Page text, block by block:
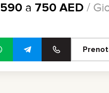
590 a 750 AED /